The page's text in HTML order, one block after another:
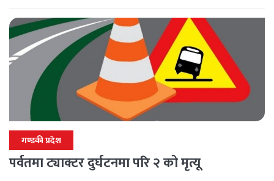
गण्डकी प्रदेश
पर्वतमा ट्याक्टर दुर्घटनमा परि २ को मृत्यू